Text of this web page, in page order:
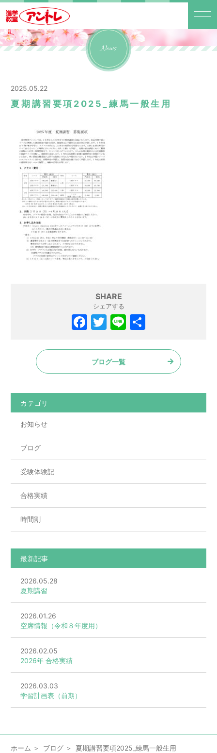
News
2025.05.22
夏期講習要項2025_練馬一般生用
SHARE
シェアする
F
c
e
o
o
k
T
itt
er
Li
e
ブログ一覧
カテゴリ
お知らせ
ブログ
受験体験記
合格実績
時間割
最新記事
2026.05.28
夏期講習
2026.01.26
空席情報（令和８年度用）
2026.02.05
2026年 合格実績
2026.03.03
学習計画表（前期）
ホーム ブログ 夏期講習要項2025_練馬一般生用